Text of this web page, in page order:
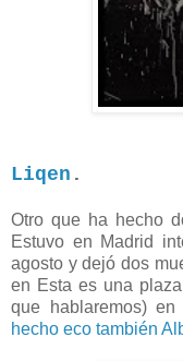
Liqen .
Otro que ha hecho
Estuvo en Madrid
agosto y dejó dos
en Esta es una
que hablaremos) en
hecho eco también